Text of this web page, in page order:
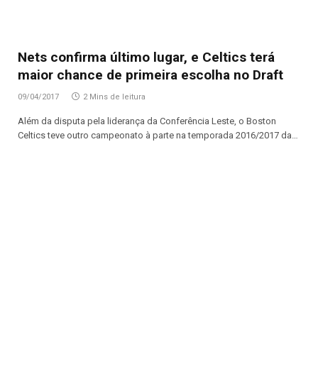
Nets confirma último lugar, e Celtics terá
maior chance de primeira escolha no Draft
09/04/2017 2 Mins de leitura
Além da disputa pela liderança da Conferência Leste, o Boston
Celtics teve outro campeonato à parte na temporada 2016/2017 da…